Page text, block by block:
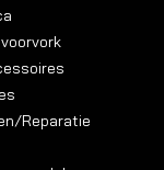
Reparatie